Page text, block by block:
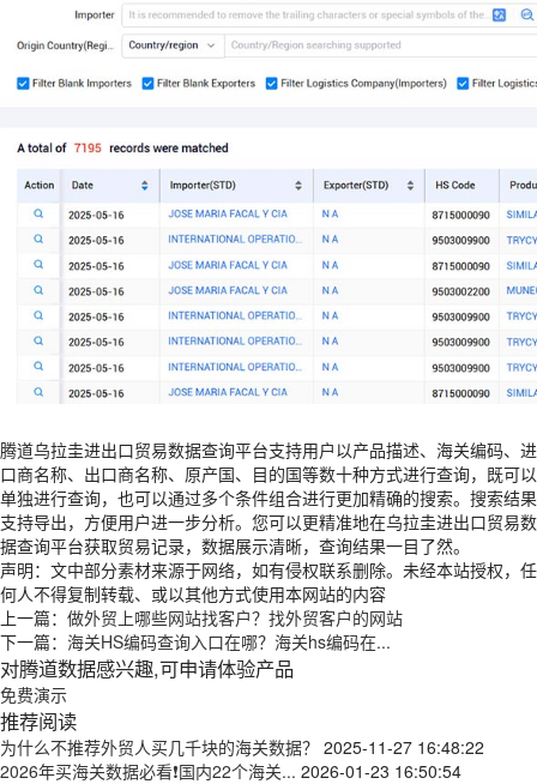
腾道乌拉圭进出口贸易数据查询平台支持用户以产品描述、海关编码、进
口商名称、出口商名称、原产国、目的国等数十种方式进行查询，既可以
单独进行查询，也可以通过多个条件组合进行更加精确的搜索。搜索结果
支持导出，方便用户进一步分析。您可以更精准地在乌拉圭进出口贸易数
据查询平台获取贸易记录，数据展示清晰，查询结果一目了然。
声明：文中部分素材来源于网络，如有侵权联系删除。未经本站授权，任
何人不得复制转载、或以其他方式使用本网站的内容
上一篇： 做外贸上哪些网站找客户？找外贸客户的网站
下一篇： 海关HS编码查询入口在哪？海关hs编码在...
对腾道数据感兴趣,可申请体验产品
免费演示
推荐阅读
为什么不推荐外贸人买几千块的海关数据？ 2025-11-27 16:48:22
2026年买海关数据必看❗国内22个海关... 2026-01-23 16:50:54